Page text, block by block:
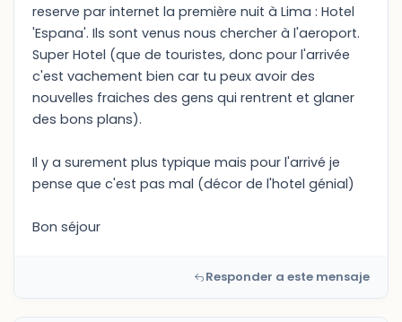
reserve par internet la première nuit à Lima : Hotel
'Espana'. Ils sont venus nous chercher à l'aeroport.
Super Hotel (que de touristes, donc pour l'arrivée
c'est vachement bien car tu peux avoir des
nouvelles fraiches des gens qui rentrent et glaner
des bons plans).
Il y a surement plus typique mais pour l'arrivé je
pense que c'est pas mal (décor de l'hotel génial)
Bon séjour
Responder a este mensaje